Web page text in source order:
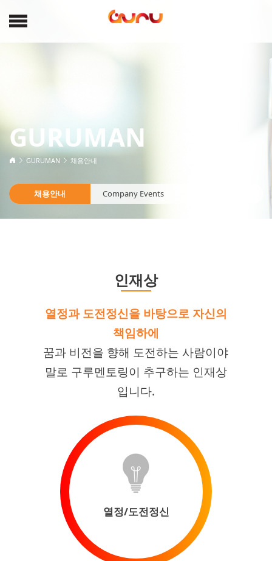
GURUMAN
GURUMAN 채용안내
채용안내 Company Events
인재상
열정과 도전정신을 바탕으로 자신의
책임하에
꿈과 비전을 향해 도전하는 사람이야
말로 구루멘토링이 추구하는 인재상
입니다.
열정/도전정신